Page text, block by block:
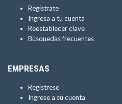
Regístrate
Ingresa a tu cuenta
Reestablecer clave
Búsquedas frecuentes
EMPRESAS
Regístrese
Ingrese a su cuenta